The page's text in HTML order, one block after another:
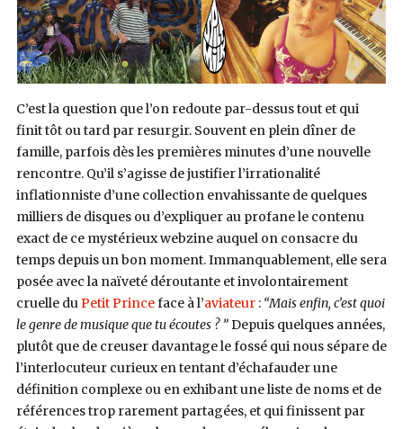
C’est la question que l’on redoute par-dessus tout et qui
finit tôt ou tard par resurgir. Souvent en plein dîner de
famille, parfois dès les premières minutes d’une nouvelle
rencontre. Qu’il s’agisse de justifier l’irrationalité
inflationniste d’une collection envahissante de quelques
milliers de disques ou d’expliquer au profane le contenu
exact de ce mystérieux webzine auquel on consacre du
temps depuis un bon moment. Immanquablement, elle sera
posée avec la naïveté déroutante et involontairement
cruelle duPetit Princeface à l’aviateur: “Mais enfin, c’est quoi
le genre de musique que tu écoutes ? ”Depuis quelques années,
plutôt que de creuser davantage le fossé qui nous sépare de
l’interlocuteur curieux en tentant d’échafauder une
définition complexe ou en exhibant une liste de noms et de
références trop rarement partagées, et qui finissent par